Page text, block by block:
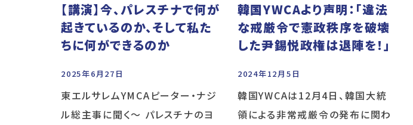
【講演】今、パレスチナで何が
起きているのか、そして私た
ちに何ができるのか
2025年6月27日
東エルサレムYMCAピーター・ナジ
ル総主事に聞く～ パレスチナのヨ
韓国YWCAより声明：「違法
な戒厳令で憲政秩序を破壊
した尹錫悦政権は退陣を！」
2024年12月5日
韓国YWCAは12月4日、韓国大統
領による非常戒厳令の発布に関わ